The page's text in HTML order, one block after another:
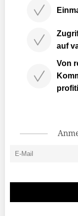
auf
Von